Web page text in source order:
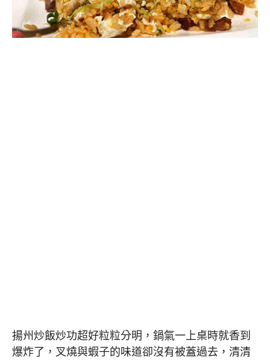
揚州炒飯炒功超好粒粒分明，鍋氣一上桌時就香到
爆炸了，叉燒與蝦子的味道卻沒有被蓋過去，清清